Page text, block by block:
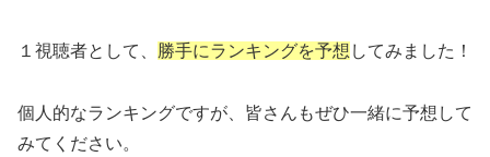
１視聴者として、 勝手にランキングを予想 してみました！
個人的なランキングですが、皆さんもぜひ一緒に予想して
みてください。